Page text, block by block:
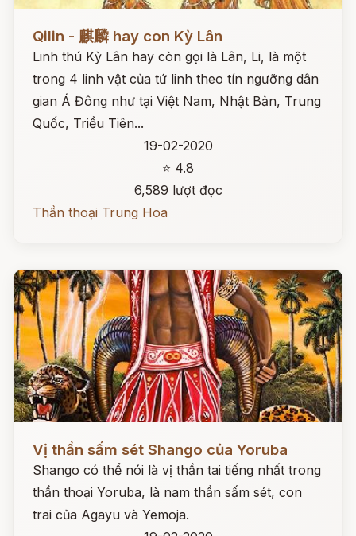
Qilin - 麒麟 hay con Kỳ Lân
Linh thú Kỳ Lân hay còn gọi là Lân, Li, là một
trong 4 linh vật của tứ linh theo tín ngưỡng dân
gian Á Đông như tại Việt Nam, Nhật Bản, Trung
Quốc, Triều Tiên...
19-02-2020
⭐ 4.8
6,589 lượt đọc
Thần thoại Trung Hoa
Đọc ngay
Vị thần sấm sét Shango của Yoruba
Shango có thể nói là vị thần tai tiếng nhất trong
thần thoại Yoruba, là nam thần sấm sét, con
trai của Agayu và Yemoja.